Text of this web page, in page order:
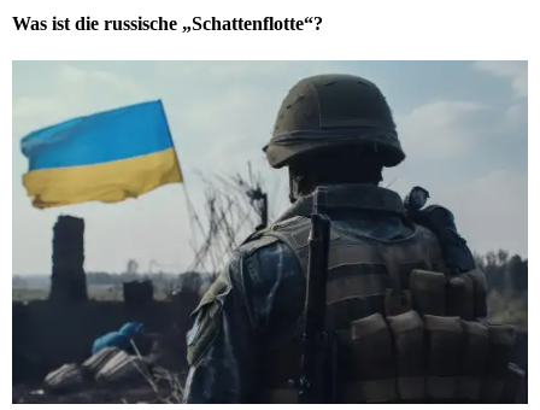
Was ist die russische „Schattenflotte“?